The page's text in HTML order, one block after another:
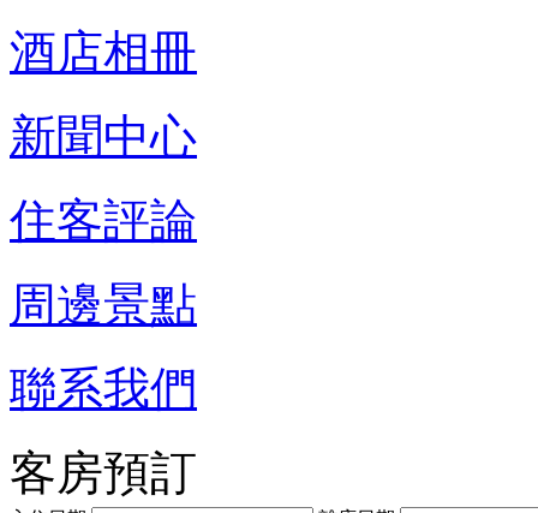
酒店相冊
新聞中心
住客評論
周邊景點
聯系我們
客房預訂